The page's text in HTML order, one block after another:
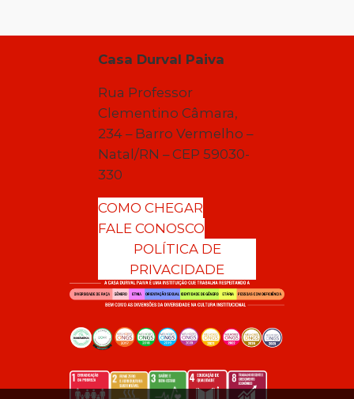
Casa Durval Paiva
Rua Professor
Clementino Câmara,
234 – Barro Vermelho –
Natal/RN – CEP 59030-
330
COMO CHEGAR
FALE CONOSCO
POLÍTICA DE
PRIVACIDADE